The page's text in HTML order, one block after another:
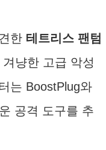
한 테트리스 팬텀
냥한 고급 악성
는 BoostPlug와
공격 도구를 추